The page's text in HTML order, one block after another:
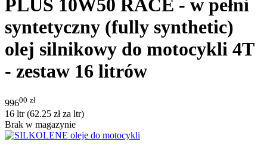
PLUS 10W50 RACE - w pełni
syntetyczny (fully synthetic)
olej silnikowy do motocykli 4T
- zestaw 16 litrów
99600 zł
16 ltr (62.25 złza ltr)
Brak w magazynie